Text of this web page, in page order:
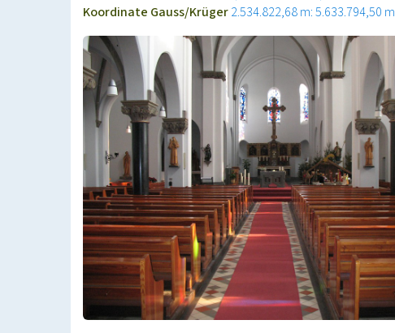
Koordinate Gauss/Krüger2.534.822,68 m: 5.633.794,50 m